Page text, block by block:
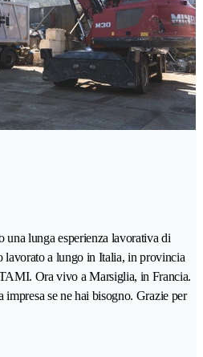
lunga esperienza lavorativa di
a lungo in Italia, in provincia
Ora vivo a Marsiglia, in Francia.
se ne hai bisogno. Grazie per